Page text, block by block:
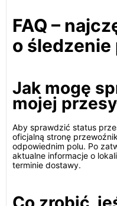
FAQ –
o śledzenie
Jak mogę
mojej
Aby sprawdzić status
oficjalną stronę
odpowiednim polu. Po
aktualne informacje o
terminie dostawy.